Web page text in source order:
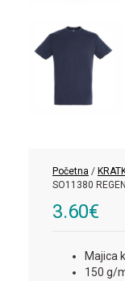
Početna /
SO11380
3.60€
Majica
150 g/